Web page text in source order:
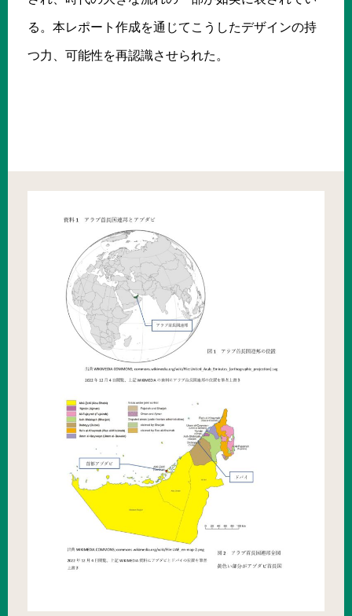
る。本レポート作成を通じてこうしたデザインの持
つ力、可能性を再認識させられた。